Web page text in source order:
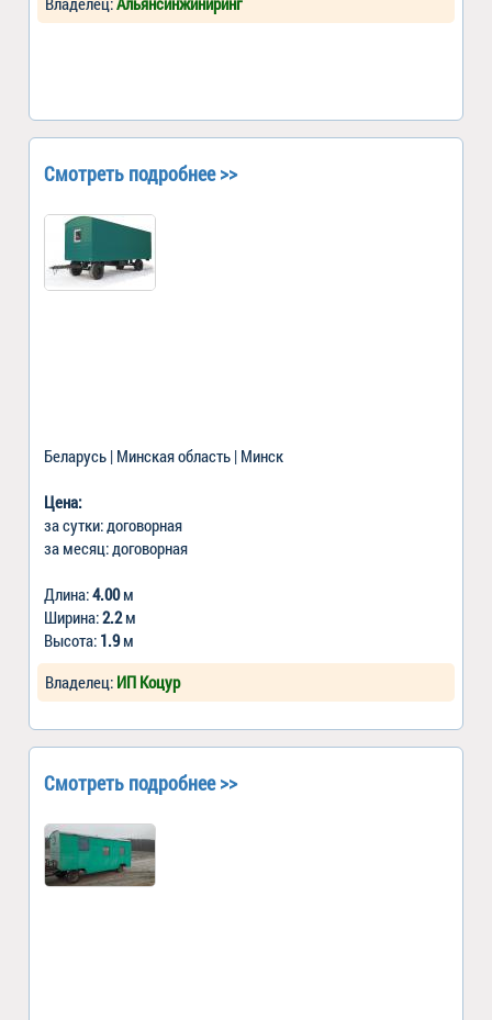
Смотреть подробнее >>
Беларусь | Минская область | Минск
Цена:
за сутки: договорная
за месяц: договорная
Длина:4.00м
Ширина:2.2м
Высота: 1.9м
Владелец: ИП Коцур
Смотреть подробнее >>